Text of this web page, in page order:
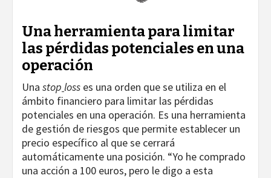
Una herramienta para limitar
las pérdidas potenciales en una
operación
Una stop loss es una orden que se utiliza en el
ámbito financiero para limitar las pérdidas
potenciales en una operación. Es una herramienta
de gestión de riesgos que permite establecer un
precio específico al que se cerrará
automáticamente una posición. “Yo he comprado
una acción a 100 euros, pero le digo a esta